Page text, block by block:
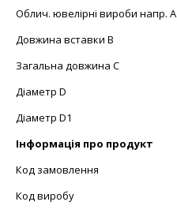
Облич. ювелірні вироби напр. А
Довжина вставки В
Загальна довжина С
Діаметр D
Діаметр D1
Інформація про продукт
Код замовлення
Код виробу